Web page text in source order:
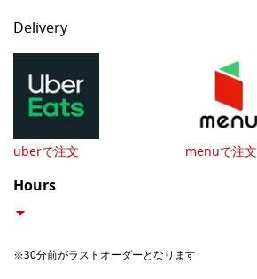
Delivery
uberで注文 menuで注文
Hours
※30分前がラストオーダーとなります